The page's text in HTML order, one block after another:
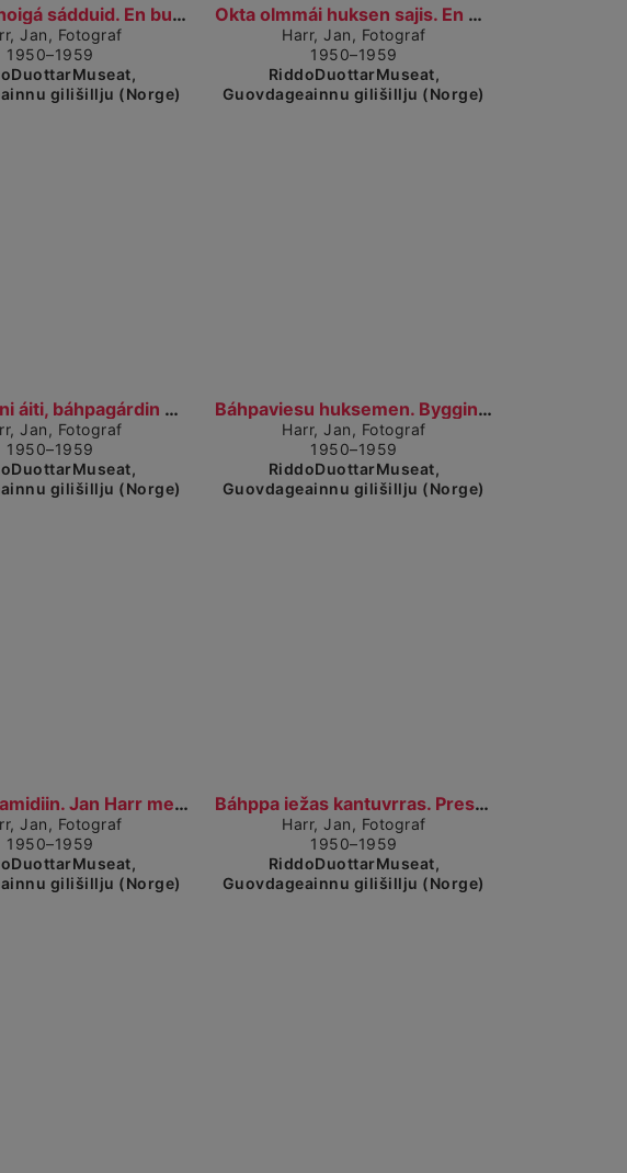
Bulldosar hoigá sádduid. En bulldoser som graver....
Visa detaljerad vy
Jan, Fotograf
1950–1959
gilišillju (Norge)
Okta olmmái huksen sajis. En mann på byggeplassen....
Visa detaljerad vy
Harr, Jan, Fotograf
1950–1959
RiddoDuottarMuseat,
Guovdageainnu gilišillju (Norge)
Leansmánni áiti, báhpagárdin duogábealde. Stabbure...
Visa detaljerad vy
Jan, Fotograf
1950–1959
gilišillju (Norge)
Báhpaviesu huksemen. Bygging av prestegården (1950...
Visa detaljerad vy
Harr, Jan, Fotograf
1950–1959
RiddoDuottarMuseat,
Guovdageainnu gilišillju (Norge)
Jan Harr eamidiin. Jan Harr med fruen. (1950–1959)...
Visa detaljerad vy
Jan, Fotograf
1950–1959
gilišillju (Norge)
Báhppa iežas kantuvrras. Presten i sitt kontor. (...
Visa detaljerad vy
Harr, Jan, Fotograf
1950–1959
RiddoDuottarMuseat,
Guovdageainnu gilišillju (Norge)